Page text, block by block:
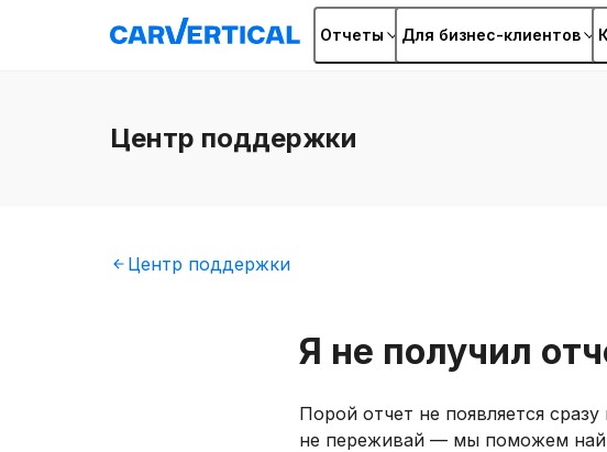
Отчеты Для бизнес-клиентов
Центр поддержки
Центр поддержки
Я не получил
Порой отчет не появляется
не переживай — мы поможем